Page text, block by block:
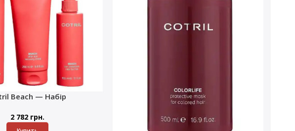
Beach — Набір
2 782 грн.